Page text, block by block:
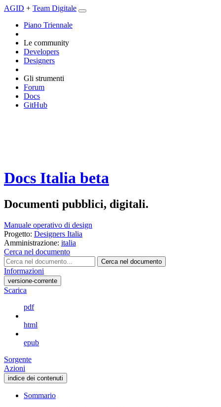
AGID + Team Digitale
Piano Triennale
Le community
Developers
Designers
Gli strumenti
Forum
Docs
GitHub
Docs Italia beta
Documenti pubblici, digitali.
Manuale operativo di design
Progetto: Designers Italia
Amministrazione: italia
Cerca nel documento
Cerca nel documento
Informazioni
versione-corrente
Scarica
pdf
html
epub
Sorgente
Azioni
indice dei contenuti
Sommario